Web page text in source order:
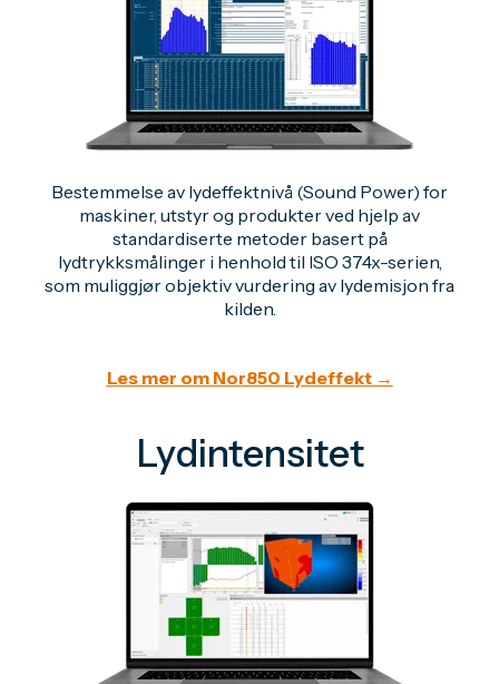
Bestemmelse av lydeffektnivå (Sound Power) for
maskiner, utstyr og produkter ved hjelp av
standardiserte metoder basert på
lydtrykksmålinger i henhold til ISO 374x-serien,
som muliggjør objektiv vurdering av lydemisjon fra
kilden.
Les mer om Nor850 Lydeffekt →
Lydintensitet